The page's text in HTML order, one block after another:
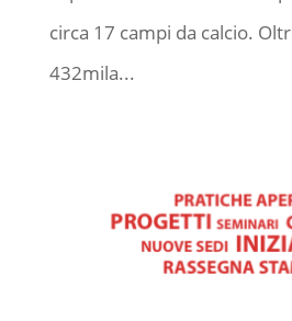
circa 17 campi da calcio.
432mila...